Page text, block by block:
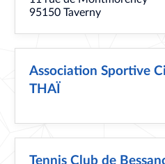
95150 Taverny
Association Sportive
THAÏ
Tennis Club de